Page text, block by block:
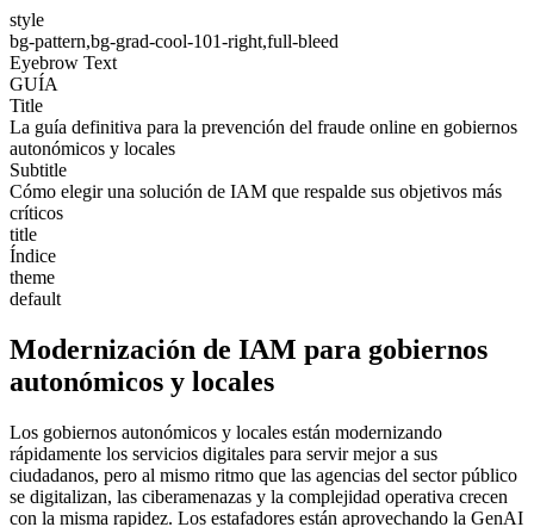
style
bg-pattern,bg-grad-cool-101-right,full-bleed
Eyebrow Text
GUÍA
Title
La guía definitiva para la prevención del fraude online en gobiernos
autonómicos y locales
Subtitle
Cómo elegir una solución de IAM que respalde sus objetivos más
críticos
title
Índice
theme
default
Modernización de IAM para gobiernos
autonómicos y locales
Los gobiernos autonómicos y locales están modernizando
rápidamente los servicios digitales para servir mejor a sus
ciudadanos, pero al mismo ritmo que las agencias del sector público
se digitalizan, las ciberamenazas y la complejidad operativa crecen
con la misma rapidez. Los estafadores están aprovechando la GenAI